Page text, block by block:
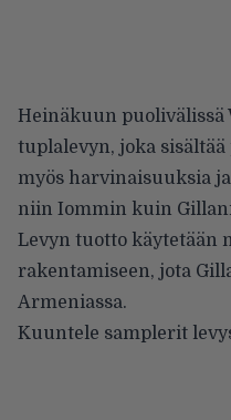
Heinäkuun puolivälissä
tuplalevyn, joka
myös harvinaisuuksia
niin Iommin kuin
Levyn tuotto käytetään
rakentamiseen, jota
Armeniassa.
Kuuntele samplerit